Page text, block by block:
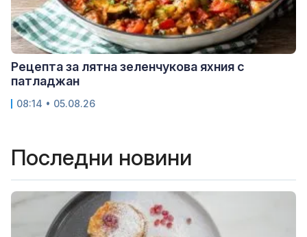
Рецепта за лятна зеленчукова яхния с
патладжан
08:14 • 05.08.26
Последни новини